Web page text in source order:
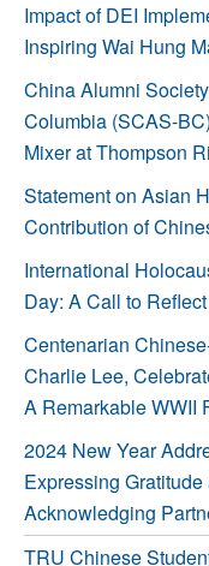
Impact of DEI
Inspiring Wai Hung
China Alumni
Columbia (SCAS-
Mixer at Thompson
Statement on Asian
Contribution of
International
Day: A Call to
Centenarian
Charlie Lee,
A Remarkable WWII
2024 New Year
Expressing Gratitude
Acknowledging
TRU Chinese